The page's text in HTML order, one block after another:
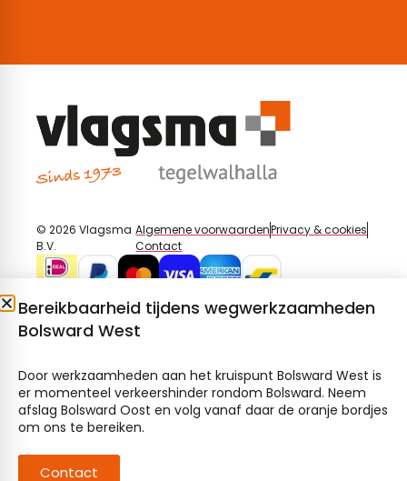
© 2026 Vlagsma
B.V.
Algemene voorwaardenPrivacy & cookies
Contact
Bereikbaarheid tijdens wegwerkzaamheden
Bolsward West
Door werkzaamheden aan het kruispunt Bolsward West is
er momenteel verkeershinder rondom Bolsward. Neem
afslag Bolsward Oost en volg vanaf daar de oranje bordjes
om ons te bereiken.
Contact